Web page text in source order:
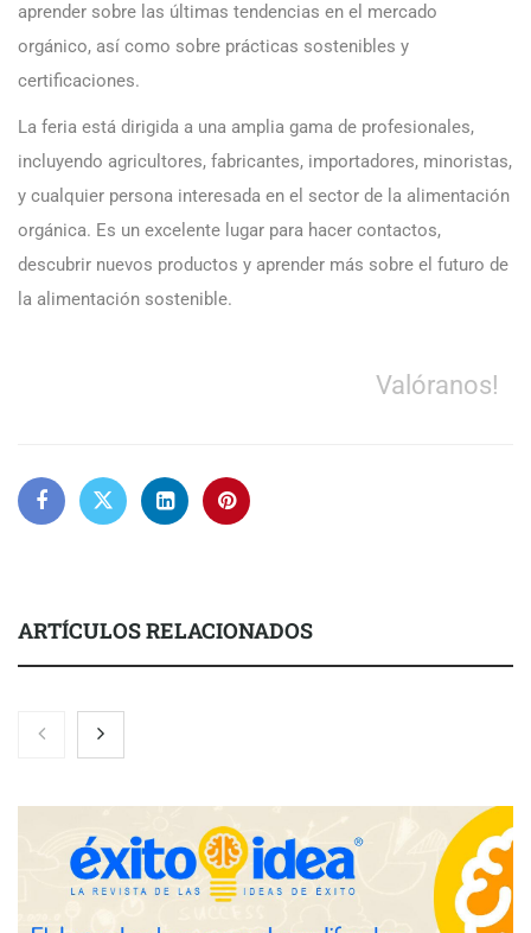
aprender sobre las últimas tendencias en el mercado
orgánico, así como sobre prácticas sostenibles y
certificaciones.
La feria está dirigida a una amplia gama de profesionales,
incluyendo agricultores, fabricantes, importadores, minoristas,
y cualquier persona interesada en el sector de la alimentación
orgánica. Es un excelente lugar para hacer contactos,
descubrir nuevos productos y aprender más sobre el futuro de
la alimentación sostenible.
Valóranos!
ARTÍCULOS RELACIONADOS
Nicols presenta seis modelos de anillos de compromiso para el
eclipse solar del 12 de agosto
Zoomex mejora su Strategy Center con herramientas
avanzadas para trading estratégico
COMPALISS de LYSOTRIC: cuando un solo producto multiplica